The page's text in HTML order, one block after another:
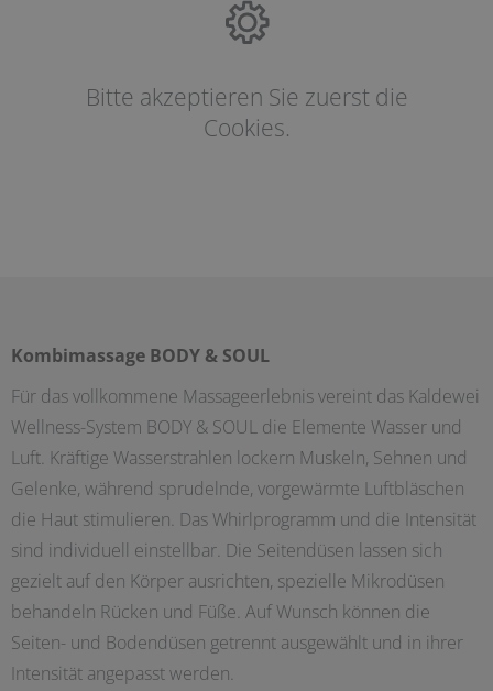
Bitte akzeptieren Sie zuerst die
Cookies.
Kombimassage BODY & SOUL
Für das vollkommene Massageerlebnis vereint das Kaldewei
Wellness-System BODY & SOUL die Elemente Wasser und
Luft. Kräftige Wasserstrahlen lockern Muskeln, Sehnen und
Gelenke, während sprudelnde, vorgewärmte Luftbläschen
die Haut stimulieren. Das Whirlprogramm und die Intensität
sind individuell einstellbar. Die Seitendüsen lassen sich
gezielt auf den Körper ausrichten, spezielle Mikrodüsen
behandeln Rücken und Füße. AufWunsch können die
Seiten- und Bodendüsen getrennt ausgewählt und in ihrer
Intensität angepasst werden.